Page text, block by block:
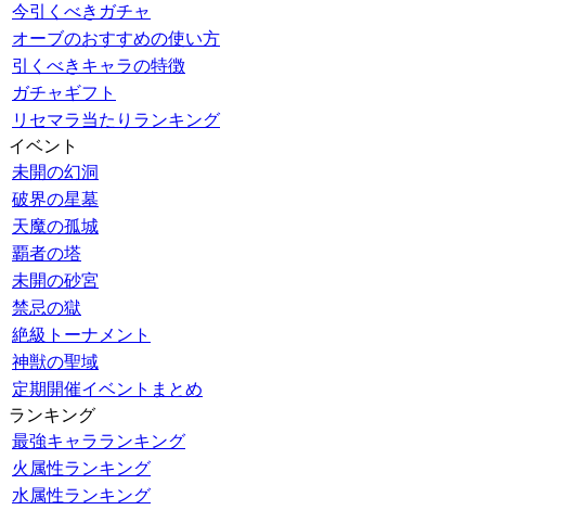
今引くべきガチャ
オーブのおすすめの使い方
引くべきキャラの特徴
ガチャギフト
リセマラ当たりランキング
イベント
未開の幻洞
破界の星墓
天魔の孤城
覇者の塔
未開の砂宮
禁忌の獄
絶級トーナメント
神獣の聖域
定期開催イベントまとめ
ランキング
最強キャラランキング
火属性ランキング
水属性ランキング